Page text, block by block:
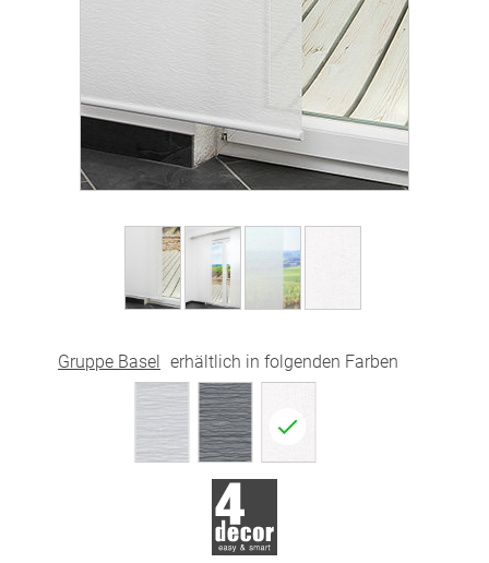
Gruppe Basel erhältlich in folgenden Farben